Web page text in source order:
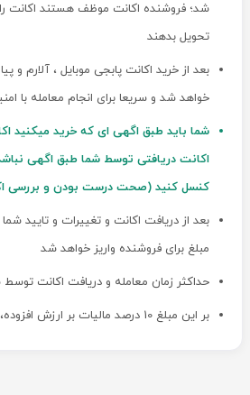
شد؛ فروشنده اکانت موظف هستند اکانت
تحویل بدهند
بعد از خرید اکانت پابجی موبایل ، آلارم و
خواهد شد و سریعا برای انجام معامله با
شما باید طبق اگهی ای که خرید میکنید
اکانت دریافتی توسط شما طبق اگهی
کنسل کنید (صحت درست بودن و بررسی
بعد از دریافت اکانت و تغییرات و تایید
مبلغ برای فروشنده واریز خواهد شد
حداکثر زمان معامله و دریافت اکانت توسط شما 24 ساعت
بر این مبلغ 10 درصد مالیات بر ارزش افزوده، اضافه میشود